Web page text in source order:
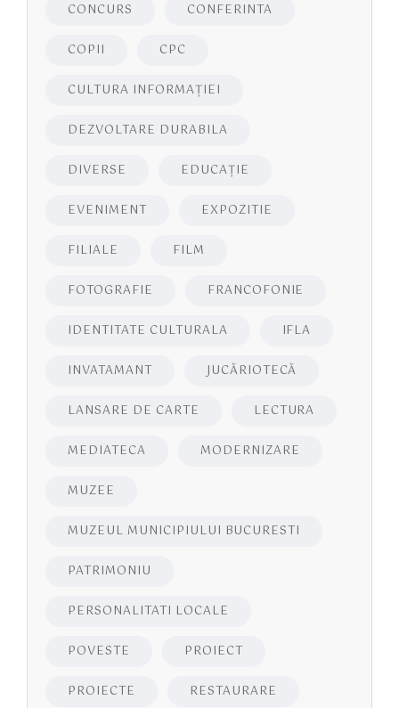
CONCURS CONFERINTA
COPII CPC
CULTURA INFORMAŢIEI
DEZVOLTARE DURABILA
DIVERSE EDUCAŢIE
EVENIMENT EXPOZITIE
FILIALE FILM
FOTOGRAFIE FRANCOFONIE
IDENTITATE CULTURALA IFLA
INVATAMANT JUCĂRIOTECĂ
LANSARE DE CARTE LECTURA
MEDIATECA MODERNIZARE
MUZEE
MUZEUL MUNICIPIULUI BUCURESTI
PATRIMONIU
PERSONALITATI LOCALE
POVESTE PROIECT
PROIECTE RESTAURARE